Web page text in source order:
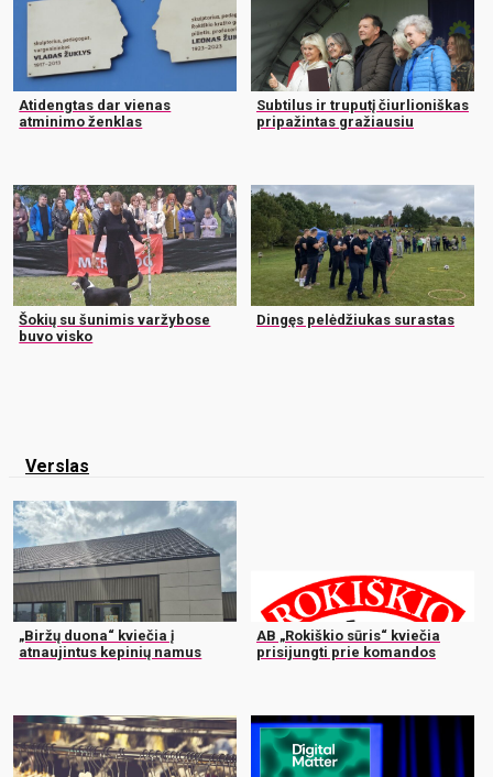
Atidengtas dar vienas
atminimo ženklas
Subtilus ir truputį čiurlioniškas
pripažintas gražiausiu
Šokių su šunimis varžybose
buvo visko
Dingęs pelėdžiukas surastas
Verslas
„Biržų duona“ kviečia į
atnaujintus kepinių namus
AB „Rokiškio sūris“ kviečia
prisijungti prie komandos